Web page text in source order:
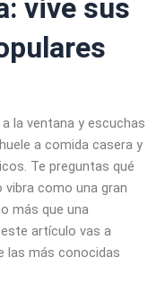
vive sus
la ventana y escuchas
a comida casera y
Te preguntas qué
como una gran
más que una
artículo vas a
las más conocidas